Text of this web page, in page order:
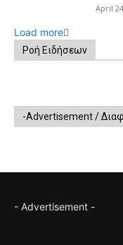
April
Load more
Ροή Ειδήσεων
-Advertisement /
- Advertisement -